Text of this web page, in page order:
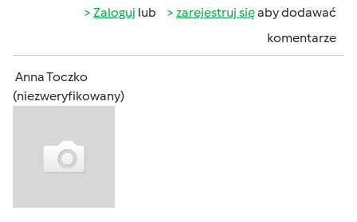
Zaloguj lub zarejestruj sięaby dodawać
komentarze
Anna Toczko
(niezweryfikowany)